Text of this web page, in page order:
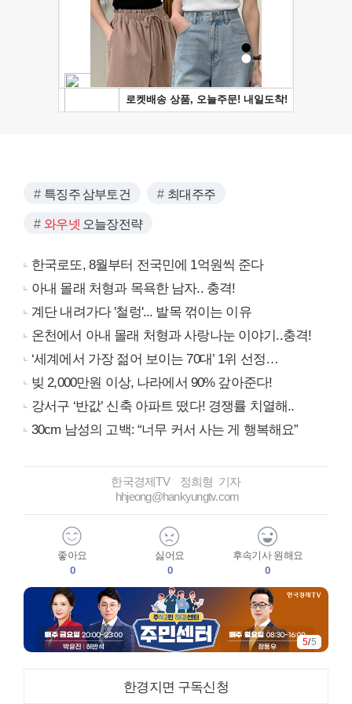
특징주 삼부토건 최대주주
와우넷 오늘장전략
한국로또, 8월부터 전국민에 1억원씩 준다
아내 몰래 처형과 목욕한 남자.. 충격!
계단 내려가다 '철렁'... 발목 꺾이는 이유
온천에서 아내 몰래 처형과 사랑나눈 이야기..충격!
‘세계에서 가장 젊어 보이는 70대’ 1위 선정…
빚 2,000만원 이상, 나라에서 90% 갚아준다!
강서구 ‘반값’ 신축 아파트 떴다! 경쟁률 치열해..
30cm 남성의 고백: “너무 커서 사는 게 행복해요”
한국경제TV 정희형 기자
hhjeong@hankyungtv.com
좋아요
0
싫어요
0
후속기사 원해요
0
5/5
한경지면 구독신청